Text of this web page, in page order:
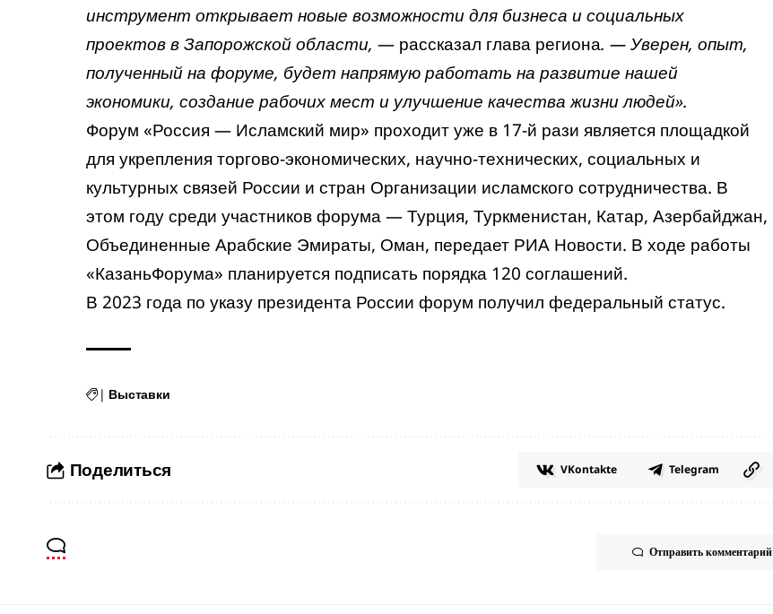
инструмент открывает новые возможности для бизнеса и социальных
проектов в Запорожской области,— рассказал глава региона. — Уверен, опыт,
полученный на форуме, будет напрямую работать на развитие нашей
экономики, создание рабочих мест и улучшение качества жизни людей».
Форум «Россия — Исламский мир» проходит уже в 17-й рази является площадкой
для укрепления торгово-экономических, научно-технических, социальных и
культурных связей России и стран Организации исламского сотрудничества. В
этом году среди участников форума — Турция, Туркменистан, Катар, Азербайджан,
Объединенные Арабские Эмираты, Оман, передает РИА Новости. В ходе работы
«КазаньФорума» планируется подписать порядка 120 соглашений.
В 2023 года по указу президента России форум получил федеральный статус.
| Выставки
Поделиться VKontakte Telegram
Отправить комментарий